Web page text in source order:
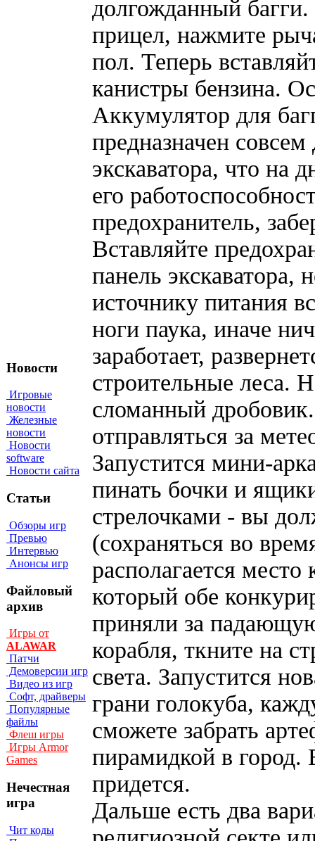
Новости
Игровые
новости
Железные
новости
Новости
software
Новости сайта
Статьи
Обзоры игр
Превью
Интервью
Анонсы игр
Файловый
архив
Игры от
ALAWAR
Патчи
Демоверсии игр
Видео из игр
Софт, драйверы
Популярные
файлы
Флеш игры
Игры Armor
Games
Нечестная
игра
Чит коды
долгожданный
прицел, нажмите
пол. Теперь
канистры бензина.
Аккумулятор для
предназначен
экскаватора, что на
его
предохранитель,
Вставляйте
панель экскаватора,
источнику питания
ноги паука, иначе
заработает,
строительные леса.
сломанный
отправляться за
Запустится мини-
пинать бочки и
стрелочками - вы
(сохраняться во
располагается
который обе
приняли за
корабля, ткните на
света. Запустится
грани голокуба,
сможете забрать
пирамидкой в город.
придется.
Дальше есть два